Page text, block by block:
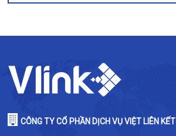
CÔNG TY CỔ PHẦN DỊCH VỤ VIỆT LIÊN KẾT